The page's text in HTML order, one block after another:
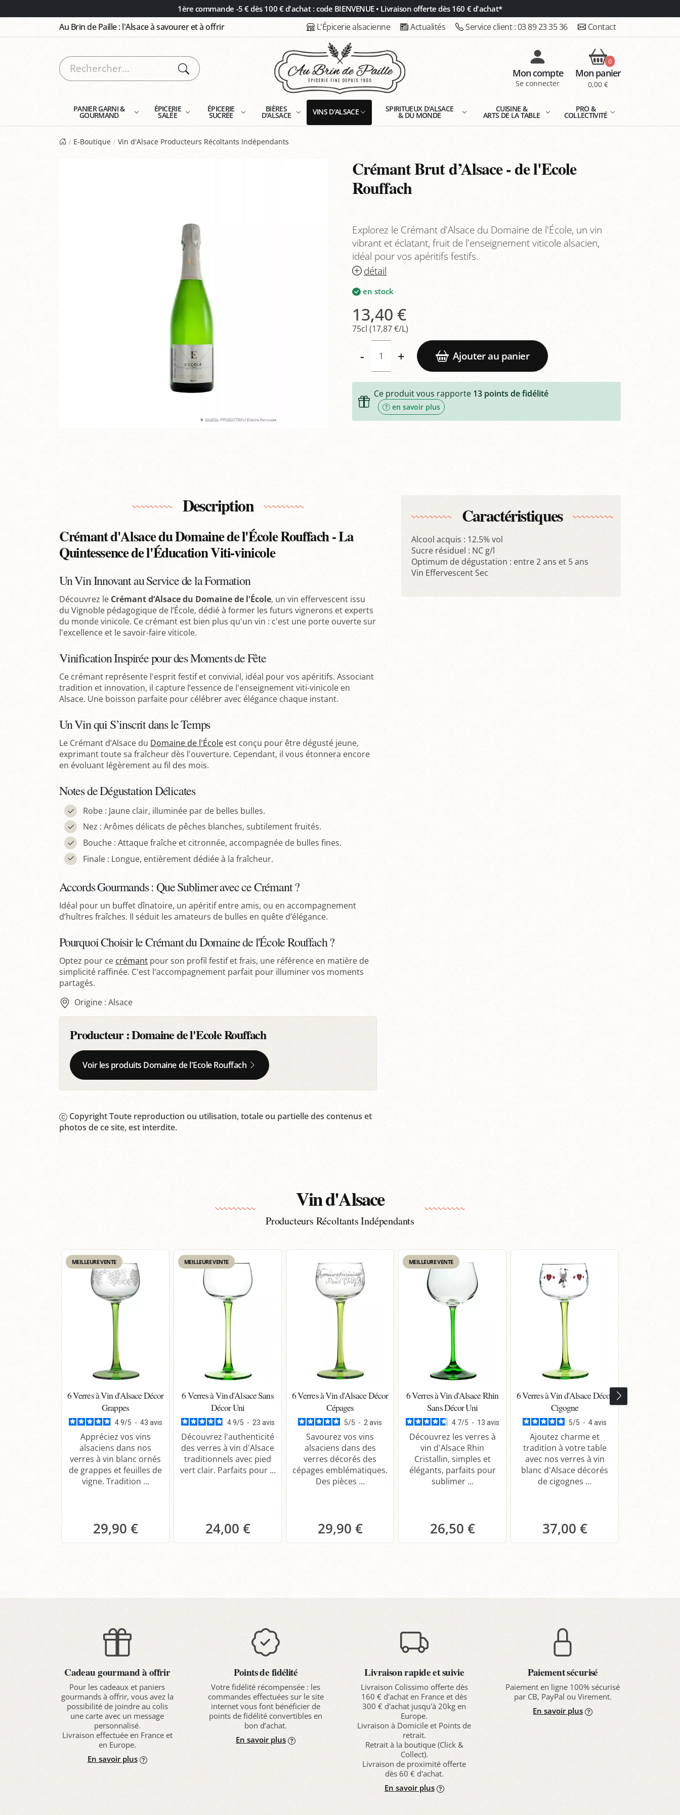
1ère commande -5 € dès 100 € d'achat : code BIENVENUE • Livraison offerte dès 160 € d'achat*
Au Brin de Paille : l'Alsace à savourer et à offrir L'Épicerie alsacienne Actualités Service client :03 89 23 35 36 Contact
Mon compte
Se connecter
0
Mon panier
0,00 €
PANIER GARNI &
GOURMAND
ÉPICERIE
SALÉE
ÉPICERIE
SUCRÉE
BIÈRES
D'ALSACE VINS D'ALSACE SPIRITUEUX D'ALSACE
& DU MONDE
CUISINE &
ARTS DE LA TABLE
PRO &
COLLECTIVITÉ
E-Boutique Vin d'Alsace Producteurs Récoltants Indépendants
Crémant Brut d’Alsace - de l'Ecole
Rouffach
Explorez le Crémant d'Alsace du Domaine de l'École, un vin
vibrant et éclatant, fruit de l'enseignement viticole alsacien,
idéal pour vos apéritifs festifs.
détail
en stock
13,40 €
75cl (17,87 €/L)
- + Ajouter au panier
Ce produit vous rapporte 13 points de fidélité
en savoir plus
Description
Crémant d'Alsace du Domaine de l'École Rouffach - La
Quintessence de l'Éducation Viti-vinicole
Un Vin Innovant au Service de la Formation
Découvrez le Crémant d’Alsace du Domaine de l'École, un vin effervescent issu
du Vignoble pédagogique de l’École, dédié à former les futurs vignerons et experts
du monde vinicole. Ce crémant est bien plus qu'un vin : c'est une porte ouverte sur
l'excellence et le savoir-faire viticole.
Vinification Inspirée pour des Moments de Fête
Ce crémant représente l'esprit festif et convivial, idéal pour vos apéritifs. Associant
tradition et innovation, il capture l’essence de l'enseignement viti-vinicole en
Alsace. Une boisson parfaite pour célébrer avec élégance chaque instant.
Un Vin qui S’inscrit dans le Temps
Le Crémant d’Alsace du Domaine de l'Écoleest conçu pour être dégusté jeune,
exprimant toute sa fraîcheur dès l'ouverture. Cependant, il vous étonnera encore
en évoluant légèrement au fil des mois.
Notes de Dégustation Délicates
Robe : Jaune clair, illuminée par de belles bulles.
Nez : Arômes délicats de pêches blanches, subtilement fruités.
Bouche : Attaque fraîche et citronnée, accompagnée de bulles fines.
Finale : Longue, entièrement dédiée à la fraîcheur.
Accords Gourmands : Que Sublimer avec ce Crémant ?
Idéal pour un buffet dînatoire, un apéritif entre amis, ou en accompagnement
d’huîtres fraîches. Il séduit les amateurs de bulles en quête d’élégance.
Pourquoi Choisir le Crémant du Domaine de l'École Rouffach ?
Optez pour cecrémant pour son profil festif et frais, une référence en matière de
simplicité raffinée. C'est l'accompagnement parfait pour illuminer vos moments
partagés.
Origine : Alsace
Producteur :Domaine de l'Ecole Rouffach
Voir les produits Domaine de l'Ecole Rouffach
Copyright Toute reproduction ou utilisation, totale ou partielle des contenus et
photos de ce site, est interdite.
Caractéristiques
Alcool acquis : 12.5% vol
Sucre résiduel : NC g/l
Optimum de dégustation : entre 2 ans et 5 ans
Vin Effervescent Sec
Vin d'Alsace
Producteurs Récoltants Indépendants
MEILLEURE VENTE
6 Verres à Vin d'Alsace Décor
Grappes
4.9/5 - 43 avis
Appréciez vos vins
alsaciens dans nos
verres à vin blanc ornés
de grappes et feuilles de
vigne. Tradition ...
29,90 €
MEILLEURE VENTE
6 Verres à Vin d'Alsace Sans
Décor Uni
4.9/5 - 23 avis
Découvrez l'authenticité
des verres à vin d'Alsace
traditionnels avec pied
vert clair. Parfaits pour ...
24,00 €
6 Verres à Vin d'Alsace Décor
Cépages
5/5 - 2 avis
Savourez vos vins
alsaciens dans des
verres décorés des
cépages emblématiques.
Des pièces ...
29,90 €
MEILLEURE VENTE
6 Verres à Vin d'Alsace Rhin
Sans Décor Uni
4.7/5 - 13 avis
Découvrez les verres à
vin d'Alsace Rhin
Cristallin, simples et
élégants, parfaits pour
sublimer ...
26,50 €
6 Verres à Vin d'Alsace Décor
Cigogne
5/5 - 4avis
Ajoutez charme et
tradition à votre table
avec nos verres à vin
blanc d'Alsace décorés
de cigognes ...
37,00 €
Cadeau gourmand à offrir
Pour les cadeaux et paniers
gourmands à offrir, vous avez la
possibilité de joindre au colis
une carte avec un message
personnalisé.
Livraison effectuée en France et
en Europe.
En savoir plus
Points de fidélité
Votre fidélité récompensée : les
commandes effectuées sur le site
internet vous font bénéficier de
points de fidélité convertibles en
bon d’achat.
En savoir plus
Livraison rapide et suivie
Livraison Colissimo offerte dès
160 € d'achat en France et dès
300 € d'achat jusqu'à 20kg en
Europe.
Livraison à Domicile et Points de
retrait.
Retrait à la boutique (Click &
Collect).
Livraison de proximité offerte
dès 60 € d'achat.
En savoir plus
Paiement sécurisé
Paiement en ligne 100% sécurisé
par CB, PayPal ou Virement.
En savoir plus